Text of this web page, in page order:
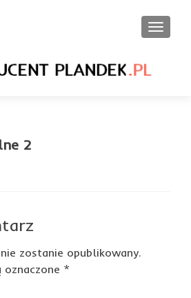
2
zostanie opublikowany.
oznaczone *